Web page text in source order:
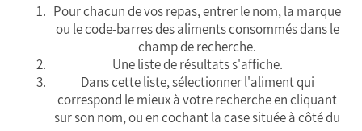
Pour chacun de vos repas, entrer le nom, la marque
ou le code-barres des aliments consommés dans le
champ de recherche.
Une liste de résultats s'affiche.
Dans cette liste, sélectionner l'aliment qui
correspond le mieux à votre recherche en cliquant
sur son nom, ou en cochant la case située à côté du